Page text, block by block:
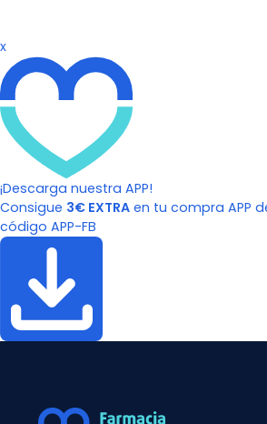
x
¡Descarga nuestra APP!
Consigue 3€ EXTRA en tu compra APP
código APP-FB